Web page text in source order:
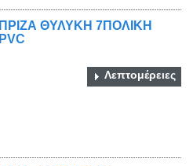
ΠΡΙΖΑ ΘΥΛΥΚΗ 7ΠΟΛΙΚΗ
PVC
Λεπτομέρειες